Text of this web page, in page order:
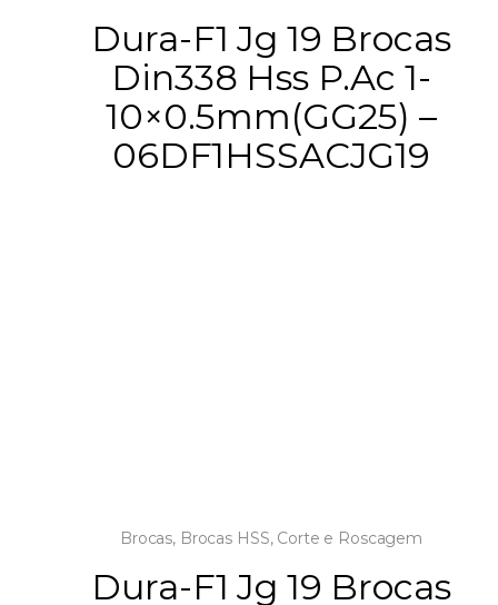
Dura-F1 Jg 19 Brocas
Din338 Hss P.Ac 1-
10×0.5mm(GG25) –
06DF1HSSACJG19
Brocas, Brocas HSS, Corte e Roscagem
Dura-F1 Jg 19 Brocas